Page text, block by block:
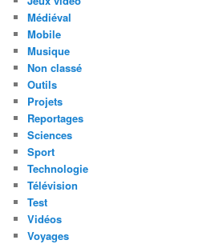
Médiéval
Mobile
Musique
Non classé
Outils
Projets
Reportages
Sciences
Sport
Technologie
Télévision
Test
Vidéos
Voyages